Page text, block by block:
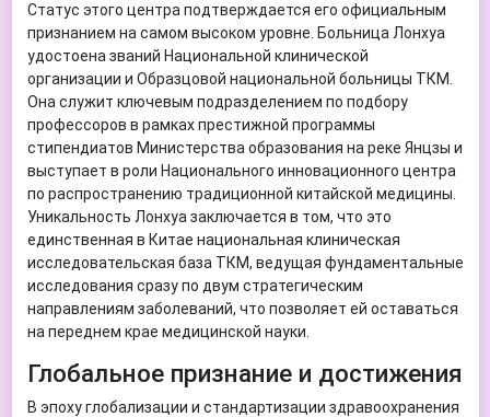
Статус этого центра подтверждается его официальным
признанием на самом высоком уровне. Больница Лонхуа
удостоена званий Национальной клинической
организации и Образцовой национальной больницы ТКМ.
Она служит ключевым подразделением по подбору
профессоров в рамках престижной программы
стипендиатов Министерства образования на реке Янцзы и
выступает в роли Национального инновационного центра
по распространению традиционной китайской медицины.
Уникальность Лонхуа заключается в том, что это
единственная в Китае национальная клиническая
исследовательская база ТКМ, ведущая фундаментальные
исследования сразу по двум стратегическим
направлениям заболеваний, что позволяет ей оставаться
на переднем крае медицинской науки.
Глобальное признание и достижения
В эпоху глобализации и стандартизации здравоохранения